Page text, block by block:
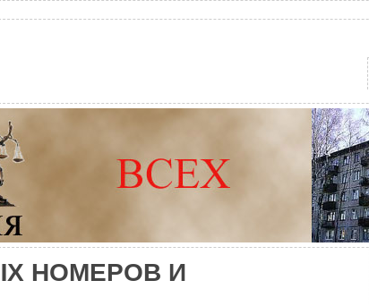
НОМЕРОВ И